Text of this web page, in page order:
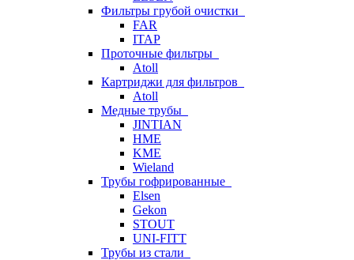
Фильтры грубой очистки
FAR
ITAP
Проточные фильтры
Atoll
Картриджи для фильтров
Atoll
Медные трубы
JINTIAN
HME
KME
Wieland
Трубы гофрированные
Elsen
Gekon
STOUT
UNI-FITT
Трубы из стали